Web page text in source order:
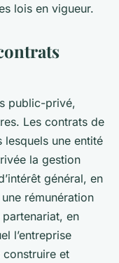
lois en vigueur.
public-privé,
Les contrats de
une entité
la gestion
général, en
rémunération
en
l’entreprise
et